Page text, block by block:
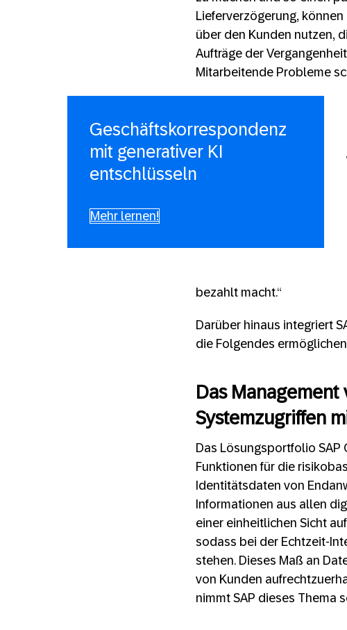
Lieferverzögerung,
über den Kunden nutzen,
Aufträge der
Mitarbeitende Probleme
Geschäftskorrespondenz
mit generativer KI
entschlüsseln
Mehr lernen!
bezahlt macht.“
Darüber hinaus integriert
die Folgendes
Das
Systemzugriffen
Das Lösungsportfolio SAP
Funktionen für die
Identitätsdaten von
Informationen aus allen
einer einheitlichen Sicht
sodass bei der Echtzeit-
stehen. Dieses Maß an
von Kunden
nimmt SAP dieses Thema